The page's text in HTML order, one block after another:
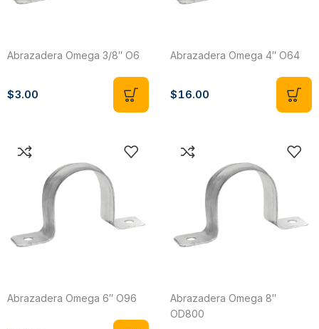
Abrazadera Omega 3/8″ O6
$3.00
Abrazadera Omega 4″ O64
$16.00
Abrazadera Omega 6″ O96
Abrazadera Omega 8″
OD800